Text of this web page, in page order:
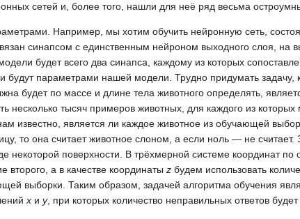
сетей и, более того, нашли для неё ряд весьма
Например, мы хотим обучить нейронную сеть,
синапсом с единственным нейроном выходного слоя, на
будет всего два синапса, каждому из которых
будут параметрами нашей модели. Трудно придумать задачу,
будет по массе и длине тела животного определять,
тысяч примеров животных, для каждого из
известно, является ли каждое животное из обучающей
то она считает животное слоном, а если ноль — не считает.
поверхности. В трёхмерной системе координат по
второго, а в качестве координаты z будем использовать
выборки. Таким образом, задачей алгоритма обучения
x и y, при которых количество неправильных ответов